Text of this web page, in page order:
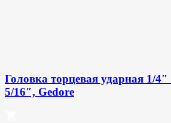
Головка торцевая ударная 1/
5/16″, Gedore